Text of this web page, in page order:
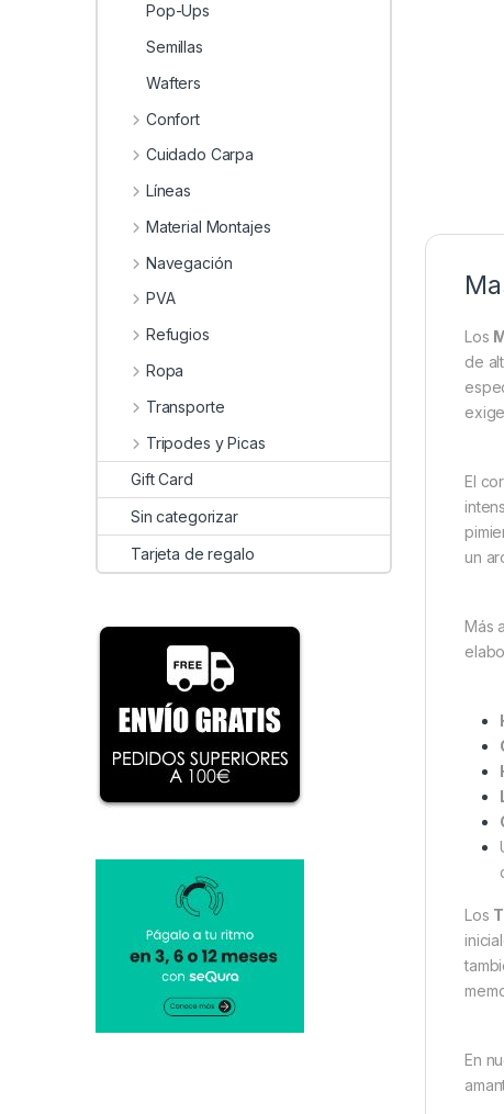
Los
de
El
un
Más
Los
En
Pop-Ups
Semillas
Wafters
Confort
Cuidado Carpa
Líneas
Material Montajes
Navegación
PVA
Refugios
Ropa
Transporte
Tripodes y Picas
Gift Card
Sin categorizar
Tarjeta de regalo